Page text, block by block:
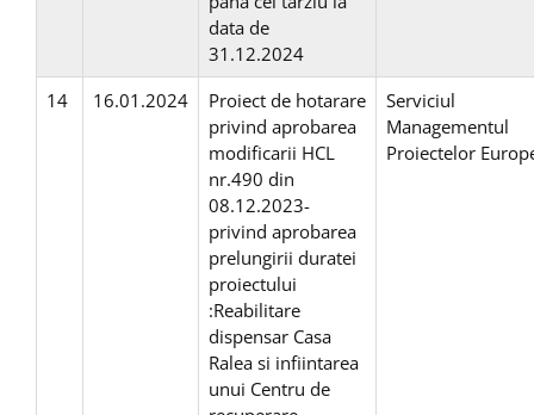
data de
31.12.2024
14
16.01.2024
Proiect de hotarare
privind aprobarea
modificarii HCL
nr.490 din
08.12.2023-
privind aprobarea
prelungirii duratei
proiectului
:Reabilitare
dispensar Casa
Ralea si infiintarea
unui Centru de
Serviciul
Managementul
Proiectelor